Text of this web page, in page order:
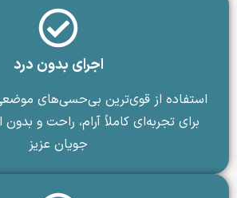
اجرای بدون درد
استفاده از قوی‌ترین بی‌حسی‌های
برای تجربه‌ای کاملاً آرام، راحت و
جویان عزیز